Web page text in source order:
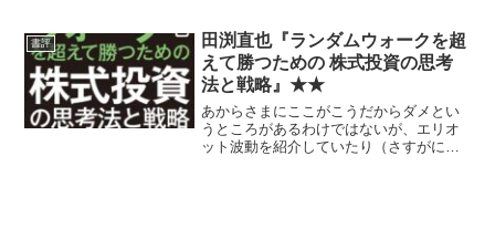
書評
田渕直也『ランダムウォークを超
えて勝つための 株式投資の思考
法と戦略』★★
あからさまにここがこうだからダメとい
うところがあるわけではないが、エリオ
ット波動を紹介していたり（さすがに全